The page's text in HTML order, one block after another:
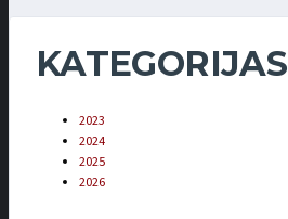
KATEGORIJAS
2023
2024
2025
2026